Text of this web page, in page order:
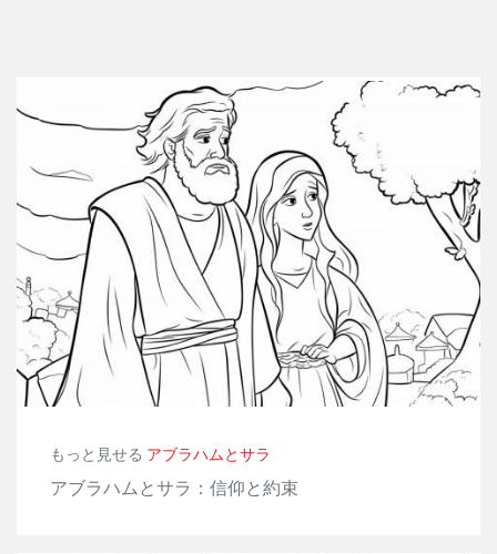
もっと見せる アブラハムとサラ
アブラハムとサラ：信仰と約束